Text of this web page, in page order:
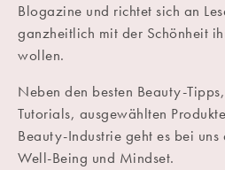
Blogazine und richtet sich an
ganzheitlich mit der Schönheit
wollen.
Neben den besten Beauty-
Tutorials, ausgewählten
Beauty-Industrie geht es bei uns
Well-Being und Mindset.